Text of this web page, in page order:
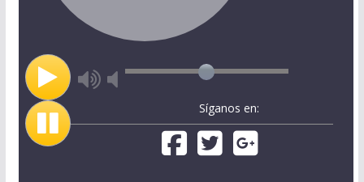
Síganos en: